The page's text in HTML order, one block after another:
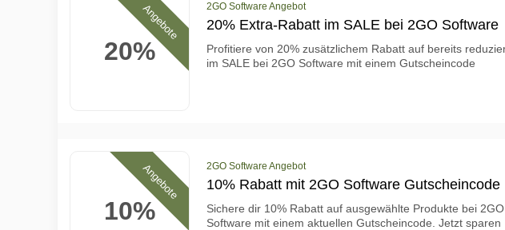
20%
Angebote 2GO Software Angebot
20% Extra-Rabatt im SALE bei 2GO Software
Profitiere von 20% zusätzlichem Rabatt auf bereits
im SALE bei 2GO Software mit einem Gutscheincode
10%
Angebote 2GO Software Angebot
10% Rabatt mit 2GO Software Gutscheincode
Sichere dir 10% Rabatt auf ausgewählte Produkte bei 2GO
Software mit einem aktuellen Gutscheincode. Jetzt sparen